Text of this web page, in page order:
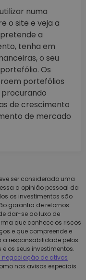
numa
o site e veja a
a
tenha em
o seu
Os
portefólios
procurando
de crescimento
de mercado
ser considerado uma
a opinião pessoal da
os investimentos são
garantia de retornos
dar-se ao luxo de
que conhece os riscos
e que compreende e
responsabilidade pelos
os seus investimentos.
negociação de ativos
nos avisos especiais